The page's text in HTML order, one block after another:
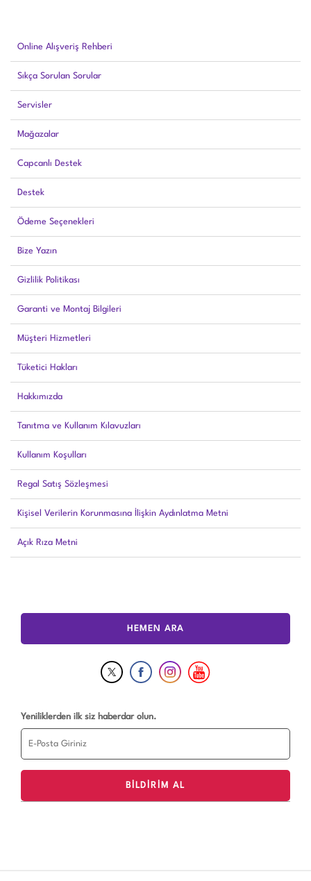
Online Alışveriş Rehberi
Sıkça Sorulan Sorular
Servisler
Mağazalar
Capcanlı Destek
Destek
Ödeme Seçenekleri
Bize Yazın
Gizlilik Politikası
Garanti ve Montaj Bilgileri
Müşteri Hizmetleri
Tüketici Hakları
Hakkımızda
Tanıtma ve Kullanım Kılavuzları
Kullanım Koşulları
Regal Satış Sözleşmesi
Kişisel Verilerin Korunmasına İlişkin Aydınlatma Metni
Açık Rıza Metni
HEMEN ARA
Yeniliklerden ilk siz haberdar olun.